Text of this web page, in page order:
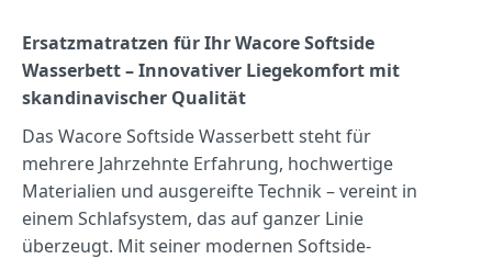
Ersatzmatratzen für Ihr Wacore Softside
Wasserbett – Innovativer Liegekomfort mit
skandinavischer Qualität
Das Wacore Softside Wasserbett steht für
mehrere Jahrzehnte Erfahrung, hochwertige
Materialien und ausgereifte Technik – vereint in
einem Schlafsystem, das auf ganzer Linie
überzeugt. Mit seiner modernen Softside-